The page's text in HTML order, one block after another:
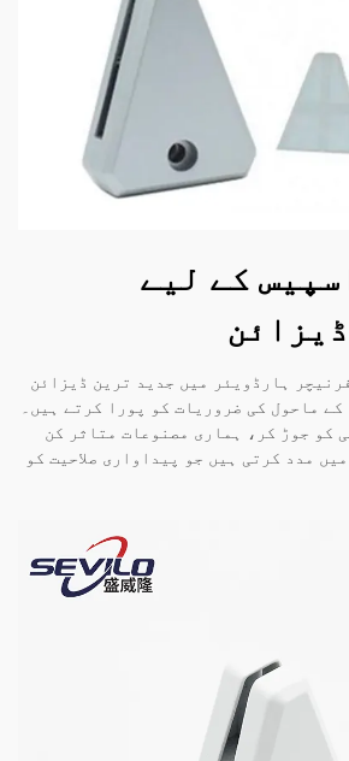
کے لیے
ہارڈویئر میں جدید ترین ڈیزائن
ماحول کی ضروریات کو پورا کرتے ہیں۔
کو جوڑ کر، ہماری مصنوعات متاثر کن
مدد کرتی ہیں جو پیداواری صلاحیت کو